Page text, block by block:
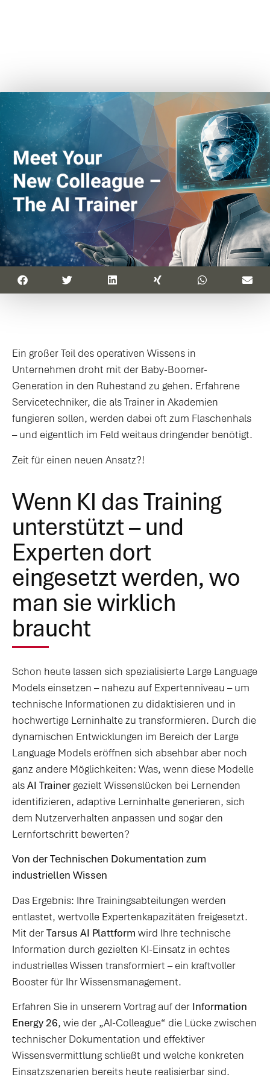
Ein großer Teil des operativen Wissens in
Unternehmen droht mit der Baby-Boomer-
Generation in den Ruhestand zu gehen. Erfahrene
Servicetechniker, die als Trainer in Akademien
fungieren sollen, werden dabei oft zum Flaschenhals
– und eigentlich im Feld weitaus dringender benötigt.
Zeit für einen neuen Ansatz?!
Wenn KI das Training
unterstützt – und
Experten dort
eingesetzt werden, wo
man sie wirklich
braucht
Schon heute lassen sich spezialisierte Large Language
Models einsetzen – nahezu auf Expertenniveau – um
technische Informationen zu didaktisieren und in
hochwertige Lerninhalte zu transformieren. Durch die
dynamischen Entwicklungen im Bereich der Large
Language Models eröffnen sich absehbar aber noch
ganz andere Möglichkeiten: Was, wenn diese Modelle
alsAI Trainer gezielt Wissenslücken bei Lernenden
identifizieren, adaptive Lerninhalte generieren, sich
dem Nutzerverhalten anpassen und sogar den
Lernfortschritt bewerten?
Von der Technischen Dokumentation zum
industriellen Wissen
Das Ergebnis: Ihre Trainingsabteilungen werden
entlastet, wertvolle Expertenkapazitäten freigesetzt.
Mit derTarsus AI Plattform wird Ihre technische
Information durch gezielten KI-Einsatz in echtes
industrielles Wissen transformiert – ein kraftvoller
Booster für Ihr Wissensmanagement.
Erfahren Sie in unserem Vortrag auf der Information
Energy 26, wie der „AI-Colleague“ die Lücke zwischen
technischer Dokumentation und effektiver
Wissensvermittlung schließt und welche konkreten
Einsatzszenarien bereits heute realisierbar sind.